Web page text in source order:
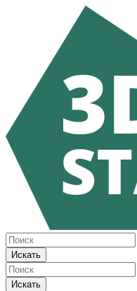
Искать
Искать